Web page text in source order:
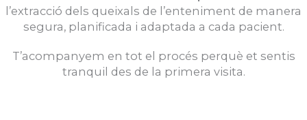
l’extracció dels queixals de l’enteniment de manera
segura, planificada i adaptada a cada pacient.
T’acompanyem en tot el procés perquè et sentis
tranquil des de la primera visita.